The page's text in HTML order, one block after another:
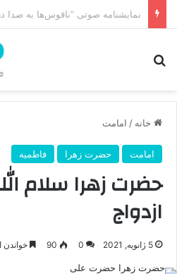
خانه / امامت
امامت حضرت زهرا فاطمیه
حضرت زهرا سلام
ازدواج
5 ژانویه, 2021 0
90 خواندن این